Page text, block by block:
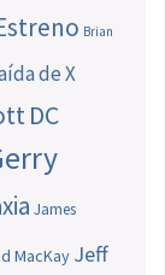
Brian
de X
DC
James
MacKay Jeff